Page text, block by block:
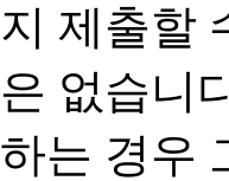
지 제출할
은 없습니
하는 경우